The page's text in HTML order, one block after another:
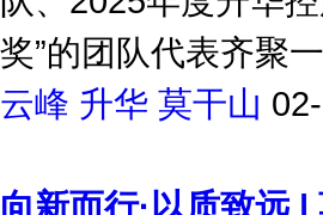
队、2025年度升华
奖”的团队代表齐聚
云峰 升华 莫干山